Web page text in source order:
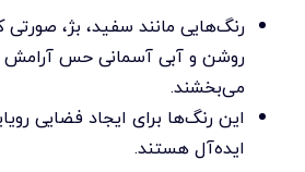
رنگ‌هایی مانند سفید، بژ،
روشن و آبی آسمانی حس آرامش
می‌بخشند.
این رنگ‌ها برای ایجاد فضایی
ایده‌آل هستند.